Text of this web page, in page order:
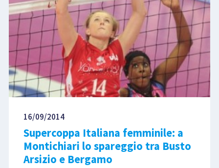
16/09/2014
Supercoppa Italiana femminile: a
Montichiari lo spareggio tra Busto
Arsizio e Bergamo